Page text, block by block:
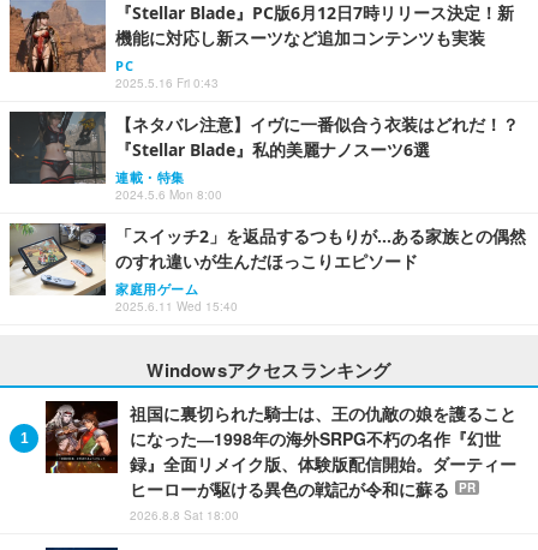
『Stellar Blade』PC版6月12日7時リリース決定！新
機能に対応し新スーツなど追加コンテンツも実装
PC
2025.5.16 Fri 0:43
【ネタバレ注意】イヴに一番似合う衣装はどれだ！？
『Stellar Blade』私的美麗ナノスーツ6選
連載・特集
2024.5.6 Mon 8:00
「スイッチ2」を返品するつもりが…ある家族との偶然
のすれ違いが生んだほっこりエピソード
家庭用ゲーム
2025.6.11 Wed 15:40
Windowsアクセスランキング
祖国に裏切られた騎士は、王の仇敵の娘を護ること
になった―1998年の海外SRPG不朽の名作『幻世
録』全面リメイク版、体験版配信開始。ダーティー
ヒーローが駆ける異色の戦記が令和に蘇る
PR
2026.8.8 Sat 18:00